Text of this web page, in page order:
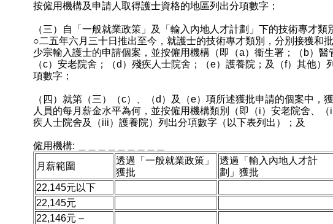
按僱用機構及申請人取得護士資格的地區列出分項數字；
（三）自「一般就業政策」及「輸入內地人才計劃」下的技術專才類
○二五年六月三十日推出至今，就護士的技術專才類別，分別接獲和
少宗輸入護士的申請個案，並按僱用機構（即（a）衞生署；（b）醫
（c）安老院舍；（d）殘疾人士院舍；（e）護養院；及（f）其他）
項數字；
（四）就第（三）（c）、（d）及（e）項所述獲批申請的個案中，
人員的每月薪金水平為何，並按僱用機構類別（即（i）安老院舍、（
疾人士院舍及（iii）護養院）列出分項數字（以下表列出）；及
僱用機構: ＿＿＿＿＿＿＿＿＿
月薪範圍
透過「一般就業政策」
獲批
透過「輸入內地人才計
劃」獲批
22,145元以下
22,145元
22,146元 –